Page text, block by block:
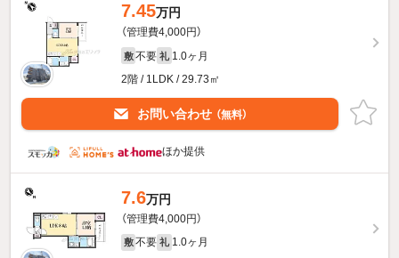
7.45万円
（管理費4,000円）
敷 不要 礼 1.0ヶ月
2階 / 1LDK / 29.73㎡
お問い合わせ （無料）
ほか提供
7.6万円
（管理費4,000円）
敷 不要 礼 1.0ヶ月